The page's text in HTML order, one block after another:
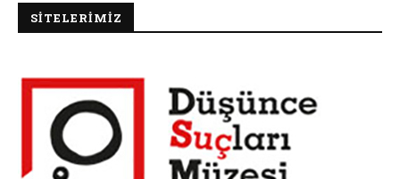
SİTELERİMİZ